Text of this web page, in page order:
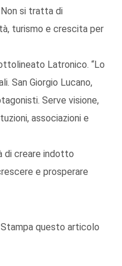
si tratta di
turismo e crescita per
Latronico. “Lo
San Giorgio Lucano,
Serve visione,
associazioni e
di creare indotto
e prosperare
Stampa questo articolo